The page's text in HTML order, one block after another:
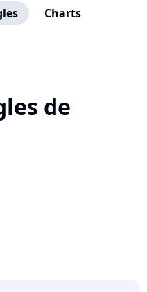
Charts
de